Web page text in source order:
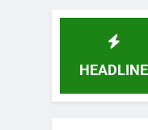
Menjadi Sajian